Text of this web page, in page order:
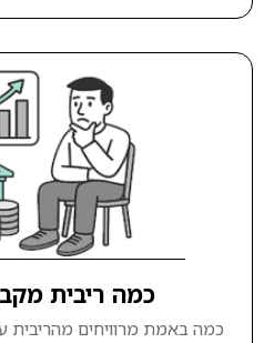
כמה ריבית
כמה באמת מרוויחים